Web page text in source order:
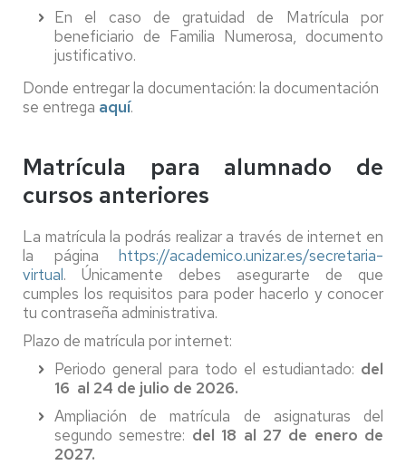
En el caso de gratuidad de Matrícula por
beneficiario de Familia Numerosa, documento
justificativo.
Donde entregar la documentación: la documentación
se entrega aquí.
Matrícula para alumnado de
cursos anteriores
La matrícula la podrás realizar a través de internet en
la página https://academico.unizar.es/secretaria-
virtual. Únicamente debes asegurarte de que
cumples los requisitos para poder hacerlo y conocer
tu contraseña administrativa.
Plazo de matrícula por internet:
Periodo general para todo el estudiantado: del
16 al 24 de julio de 2026.
Ampliación de matrícula de asignaturas del
segundo semestre: del 18 al 27 de enero de
2027.